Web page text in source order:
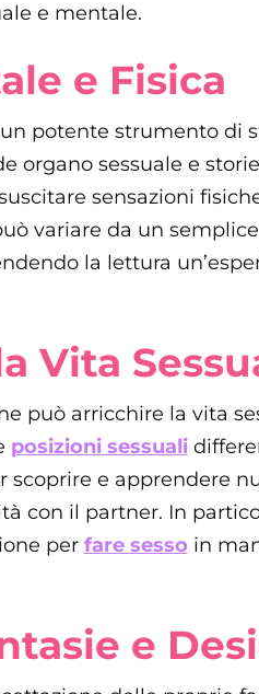
e mentale.
e Fisica
potente strumento di
organo sessuale e
sensazioni
variare da un
la lettura
Vita
può arricchire la vita
posizioni sessuali
scoprire e apprendere
con il partner. In
per fare sesso in
e